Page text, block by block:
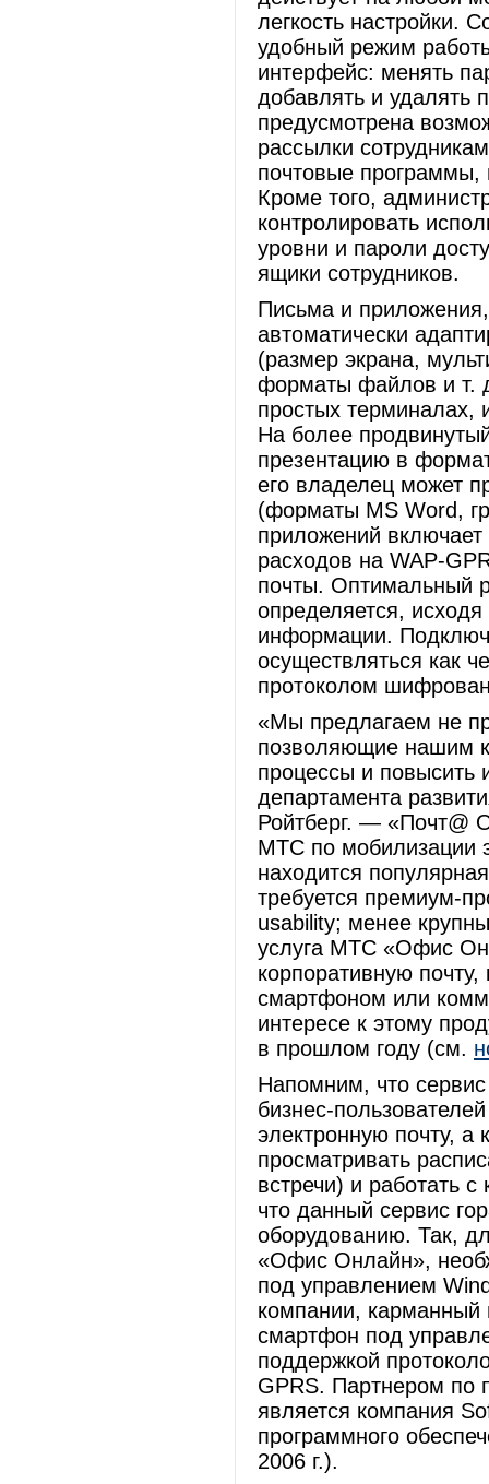
легкость настройки.
удобный режим
интерфейс: менять
добавлять и удалять
предусмотрена
рассылки
почтовые
Кроме того,
контролировать
уровни и пароли
ящики сотрудников.
Письма и
автоматически
(размер экрана,
форматы файлов и т.
простых
На более
презентацию в
его владелец может
(форматы MS Word,
приложений
расходов на WAP-
почты. Оптимальный
определяется,
информации.
осуществляться как
протоколом
«Мы предлагаем не
позволяющие нашим
процессы и повысить
департамента
Ройтберг. — «Почт@
МТС по мобилизации
находится
требуется премиум-
usability; менее
услуга МТС «Офис
корпоративную почту,
смартфоном или
интересе к этому
в прошлом году (см.
Напомним, что
бизнес-
электронную почту,
просматривать
встречи) и работать
что данный сервис
оборудованию. Так,
«Офис Онлайн»,
под управлением
компании,
смартфон под
поддержкой
GPRS. Партнером по
является компания
программного
2006 г.).